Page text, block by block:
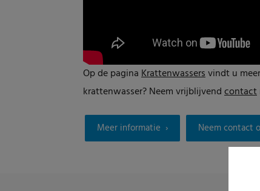
Op de paginaKrattenwassersvindt u
krattenwasser? Neem vrijblijvendcontact
Meer informatie Neem contact